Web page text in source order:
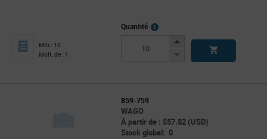
Min : 10
Mult. de : 1
Quantité
More
Increase
Decrease
859-759
WAGO
À partir de : $57.82 (USD)
Stock global: 0